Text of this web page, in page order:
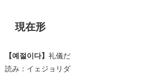
現在形
【예절이다】 礼儀だ
読み：イェジョリダ